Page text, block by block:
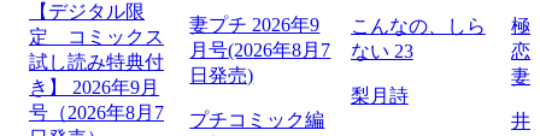
【デジタル限
定 コミックス
試し読み特典付
き】 2026年9月
号（2026年8月7
妻プチ 2026年9
月号(2026年8月7
日発売)
プチコミック編
こんなの、しら
ない 23
梨月詩
極
恋
妻
井